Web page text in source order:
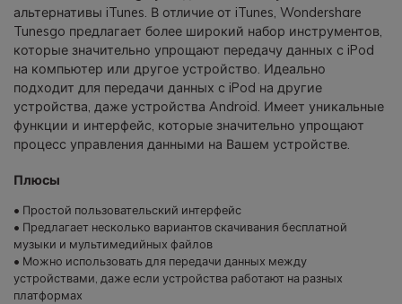
альтернативы iTunes. В отличие от iTunes, Wondershare
Tunesgo предлагает более широкий набор инструментов,
которые значительно упрощают передачу данных с iPod
на компьютер или другое устройство. Идеально
подходит для передачи данных с iPod на другие
устройства, даже устройства Android. Имеет уникальные
функции и интерфейс, которые значительно упрощают
процесс управления данными на Вашем устройстве.
Плюсы
• Простой пользовательский интерфейс
• Предлагает несколько вариантов скачивания бесплатной
музыки и мультимедийных файлов
• Можно использовать для передачи данных между
устройствами, даже если устройства работают на разных
платформах